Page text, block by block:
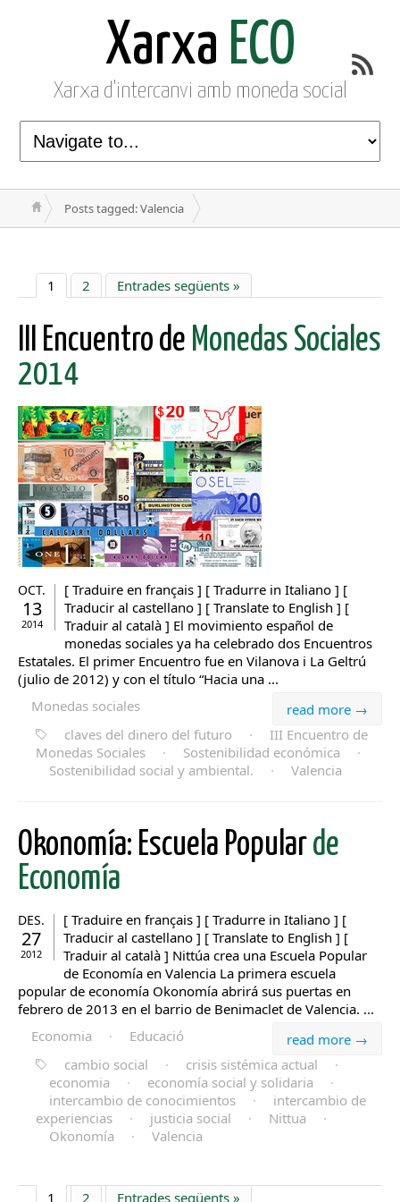
Xarxa ECO
Xarxa d'intercanvi amb moneda social
Posts tagged: Valencia
1 2 Entrades següents »
III Encuentro de Monedas Sociales
2014
OCT.
13
2014
[ Traduire en français ] [ Tradurre in Italiano ] [
Traducir al castellano ] [ Translate to English ] [
Traduir al català ] El movimiento español de
monedas sociales ya ha celebrado dos Encuentros
Estatales. El primer Encuentro fue en Vilanova i La Geltrú
(julio de 2012) y con el título “Hacia una ...
read more →
Monedas sociales
claves del dinero del futuro
·
III Encuentro de
Monedas Sociales
· Sostenibilidad económica
·
Sostenibilidad social y ambiental.
· Valencia
Okonomía: Escuela Popularde
Economía
DES.
27
2012
[ Traduire en français ] [ Tradurre in Italiano ] [
Traducir al castellano ] [ Translate to English ] [
Traduir al català ] Nittúa crea una Escuela Popular
de Economía en Valencia La primera escuela
popular de economía Okonomía abrirá sus puertas en
febrero de 2013 en el barrio de Benimaclet de Valencia. ...
read more →
Economia ·
Educació
cambio social
· crisis sistémica actual
·
economia
· economía social y solidaria
·
intercambio de conocimientos
·
intercambio de
experiencias
· justicia social · Nittua
·
Okonomía
· Valencia
1 2 Entrades següents »